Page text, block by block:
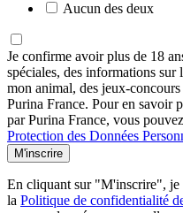
Aucun des deux
Je confirme avoir plus de 18
spéciales, des informations
mon animal, des jeux-
Purina France. Pour en savoir
par Purina France, vous
Protection des Données
M'inscrire
En cliquant sur "M'inscrire", je
la Politique de confidentialité